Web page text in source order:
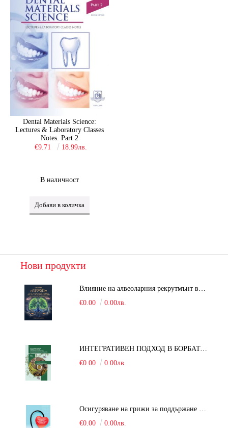
Dental Materials Science:
Lectures & Laboratory Classes
Notes. Part 2
€9.71
18.99лв.
В наличност
Нови продукти
Влияние на алвеоларния рекрутмънт върху белодробната функция при робот-асистирана хирургия в положение Тренделенбург
€0.00
0.00лв.
ИНТЕГРАТИВЕН ПОДХОД В БОРБАТА С COVID-19: От патогенезата на Sars-Cov-2 до фитомедицината и етноботаниката. Антивирусна активност и терапевтичен потенциал на българските лечебни растения
€0.00
0.00лв.
Осигуряване на грижи за поддържане на здравното състояние на уязвимите групи от населени
€0.00
0.00лв.